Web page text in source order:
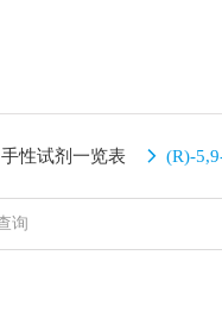
手性试剂一览表 (R)-